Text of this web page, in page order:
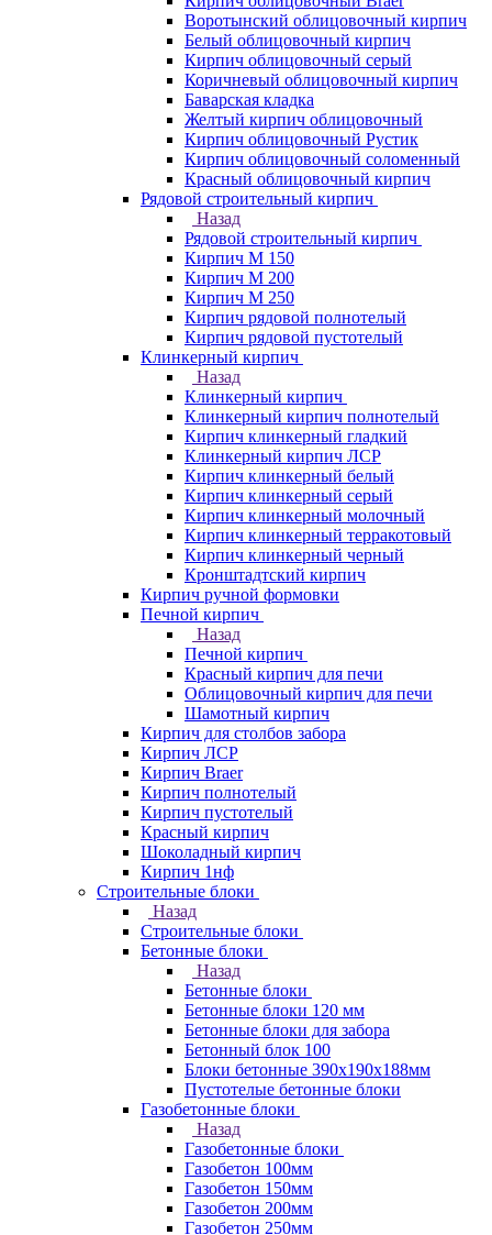
Воротынский облицовочный кирпич
Белый облицовочный кирпич
Кирпич облицовочный серый
Коричневый облицовочный кирпич
Баварская кладка
Желтый кирпич облицовочный
Кирпич облицовочный Рустик
Кирпич облицовочный соломенный
Красный облицовочный кирпич
Рядовой строительный кирпич
Назад
Рядовой строительный кирпич
Кирпич М 150
Кирпич М 200
Кирпич М 250
Кирпич рядовой полнотелый
Кирпич рядовой пустотелый
Клинкерный кирпич
Назад
Клинкерный кирпич
Клинкерный кирпич полнотелый
Кирпич клинкерный гладкий
Клинкерный кирпич ЛСР
Кирпич клинкерный белый
Кирпич клинкерный серый
Кирпич клинкерный молочный
Кирпич клинкерный терракотовый
Кирпич клинкерный черный
Кронштадтский кирпич
Кирпич ручной формовки
Печной кирпич
Назад
Печной кирпич
Красный кирпич для печи
Облицовочный кирпич для печи
Шамотный кирпич
Кирпич для столбов забора
Кирпич ЛСР
Кирпич Braer
Кирпич полнотелый
Кирпич пустотелый
Красный кирпич
Шоколадный кирпич
Кирпич 1нф
Строительные блоки
Назад
Строительные блоки
Бетонные блоки
Назад
Бетонные блоки
Бетонные блоки 120 мм
Бетонные блоки для забора
Бетонный блок 100
Блоки бетонные 390х190х188мм
Пустотелые бетонные блоки
Газобетонные блоки
Назад
Газобетонные блоки
Газобетон 100мм
Газобетон 150мм
Газобетон 200мм
Газобетон 250мм